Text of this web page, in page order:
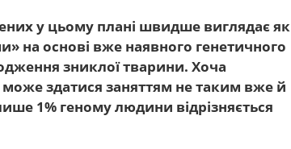
у цьому плані швидше виглядає як
на основі вже наявного генетичного
зниклої тварини. Хоча
здатися заняттям не таким вже й
1% геному людини відрізняється